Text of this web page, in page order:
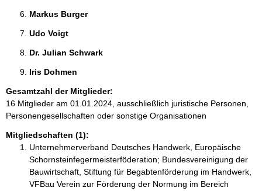
Markus Burger
Udo Voigt
Dr. Julian Schwark
Iris Dohmen
Gesamtzahl der Mitglieder:
16 Mitglieder am 01.01.2024, ausschließlich juristische Personen,
Personengesellschaften oder sonstige Organisationen
Mitgliedschaften (1):
Unternehmerverband Deutsches Handwerk, Europäische
Schornsteinfegermeisterföderation; Bundesvereinigung der
Bauwirtschaft, Stiftung für Begabtenförderung im Handwerk,
VFBau Verein zur Förderung der Normung im Bereich